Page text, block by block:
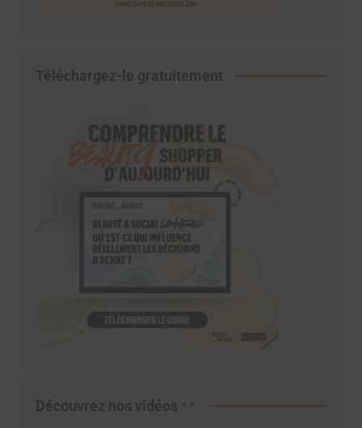
Téléchargez-le gratuitement
Découvrez nos vidéos